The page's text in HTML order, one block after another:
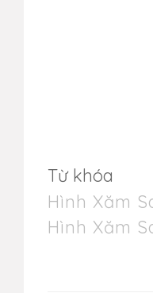
Từ khóa
Hình Xăm
Hình Xăm